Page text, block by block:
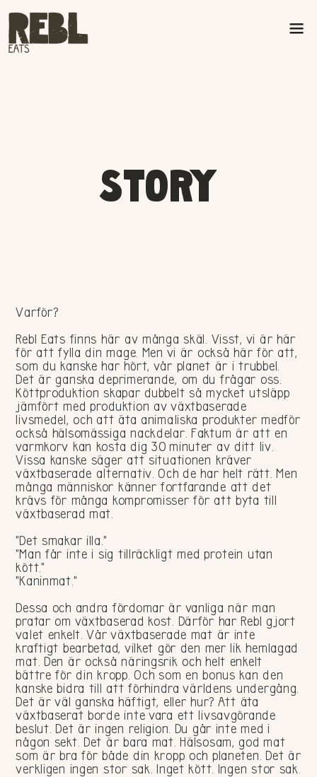
STORY
Varför?
Rebl Eats finns här av många skäl. Visst, vi är här
för att fylla din mage. Men vi är också här för att,
som du kanske har hört, vår planet är i trubbel.
Det är ganska deprimerande, om du frågar oss.
Köttproduktion skapar dubbelt så mycket utsläpp
jämfört med produktion av växtbaserade
livsmedel, och att äta animaliska produkter medför
också hälsomässiga nackdelar. Faktum är att en
varmkorv kan kosta dig 30 minuter av ditt liv.
Vissa kanske säger att situationen kräver
växtbaserade alternativ. Och de har helt rätt. Men
många människor känner fortfarande att det
krävs för många kompromisser för att byta till
växtbaserad mat.
"Det smakar illa."
"Man får inte i sig tillräckligt med protein utan
kött."
"Kaninmat."
Dessa och andra fördomar är vanliga när man
pratar om växtbaserad kost. Därför har Rebl gjort
valet enkelt. Vår växtbaserade mat är inte
kraftigt bearbetad, vilket gör den mer lik hemlagad
mat. Den är också näringsrik och helt enkelt
bättre för din kropp. Och som en bonus kan den
kanske bidra till att förhindra världens undergång.
Det är väl ganska häftigt, eller hur? Att äta
växtbaserat borde inte vara ett livsavgörande
beslut. Det är ingen religion. Du går inte med i
någon sekt. Det är bara mat. Hälsosam, god mat
som är bra för både din kropp och planeten. Det är
verkligen ingen stor sak. Inget kött. Ingen stor sak.